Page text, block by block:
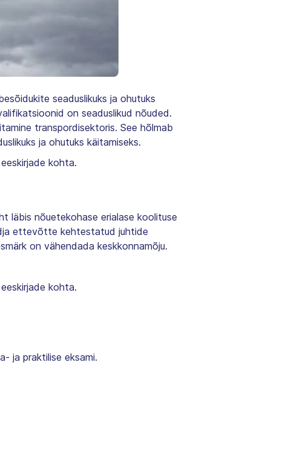
seaduslikuks ja ohutuks
on seaduslikud nõuded.
transpordisektoris. See hõlmab
ja ohutuks käitamiseks.
kohta.
läbis nõuetekohase erialase koolituse
ettevõtte kehtestatud juhtide
on vähendada keskkonnamõju.
kohta.
ja praktilise eksami.